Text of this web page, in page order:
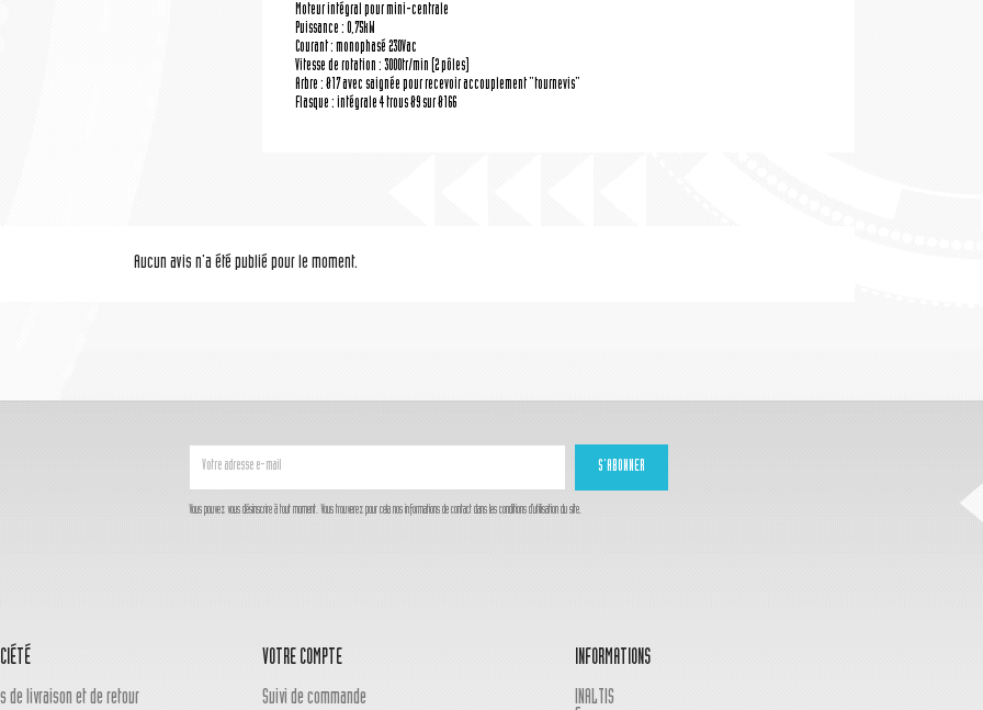
Moteur intégral pour mini-centrale
Puissance : 0,75kW
Courant : monophasé 230Vac
Vitesse de rotation : 3000tr/min (2 pôles)
Arbre : Ø17 avec saignée pour recevoir accouplement "tournevis"
Flasque : intégrale 4 trous Ø9 sur Ø166
Aucun avis n'a été publié pour le moment.
Vous pouvez vous désinscrire à tout moment. Vous trouverez pour cela nos informations de contact dans les conditions d'utilisation du site.
de livraison et de retour
VOTRE COMPTE
Suivi de commande
INFORMATIONS
INALTIS